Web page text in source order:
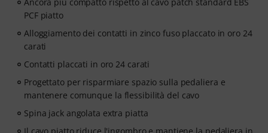
PCF piatto
Alloggiamento dei contatti in zinco fuso placcato in oro 24
carati
Contatti placcati in oro 24 carati
Progettato per risparmiare spazio sulla pedaliera e
mantenere comunque la flessibilità del cavo
Spina jack angolata extra piatta